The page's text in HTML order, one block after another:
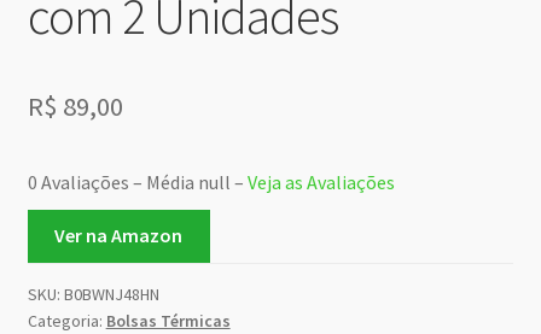
com 2 Unidades
R$ 89,00
0 Avaliações – Média null – Veja as Avaliações
Ver na Amazon
SKU: B0BWNJ48HN
Categoria: Bolsas Térmicas